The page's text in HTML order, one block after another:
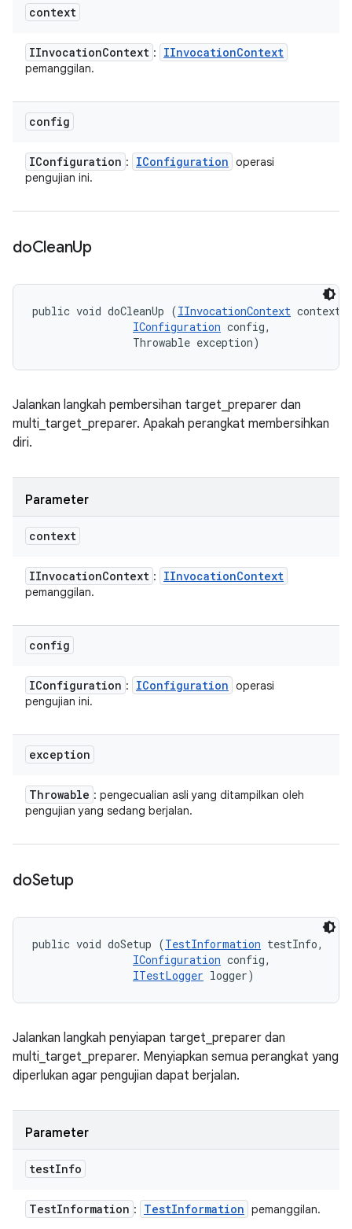
context
IInvocationContext : IInvocationContext
pemanggilan.
config
IConfiguration : IConfiguration operasi
pengujian ini.
doCleanUp
public void doCleanUp (IInvocationContext
IConfiguration config,
                Throwable exception)
Jalankan langkah pembersihan target_preparer dan
multi_target_preparer. Apakah perangkat membersihkan
diri.
Parameter
context
IInvocationContext : IInvocationContext
pemanggilan.
config
IConfiguration : IConfiguration operasi
pengujian ini.
exception
Throwable : pengecualian asli yang ditampilkan oleh
pengujian yang sedang berjalan.
doSetup
public void doSetup (TestInformation testInfo,
IConfiguration config,
ITestLogger logger)
Jalankan langkah penyiapan target_preparer dan
multi_target_preparer. Menyiapkan semua perangkat yang
diperlukan agar pengujian dapat berjalan.
Parameter
testInfo
TestInformation : TestInformation pemanggilan.